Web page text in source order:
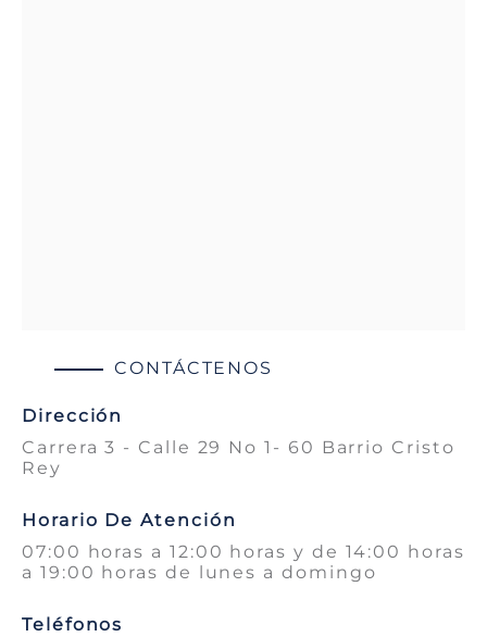
CONTÁCTENOS
Dirección
Carrera 3 - Calle 29 No 1- 60 Barrio Cristo
Rey
Horario De Atención
07:00 horas a 12:00 horas y de 14:00 horas
a 19:00 horas de lunes a domingo
Teléfonos